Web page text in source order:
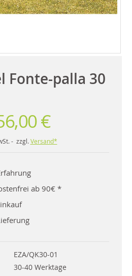
Fonte-palla 30
€
- zzgl. Versand*
ab 90€ *
EZA/QK30-01
30-40 Werktage